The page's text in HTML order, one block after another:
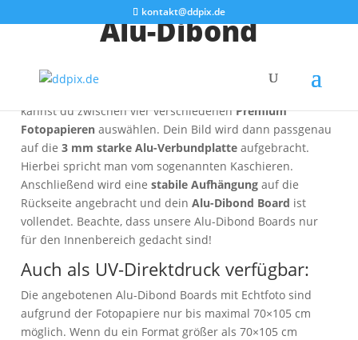
kontakt@ddpix.de
Alu-Dibond
Eingestochen scharfer Fotoabzug trifft auf ein elegantes
Alu-Dibond Boards
kannst du zwischen vier verschiedenenPremium
Fotopapieren auswählen. Dein Bild wird dann passgenau
auf die3 mm starke Alu-Verbundplatte aufgebracht.
Hierbei spricht man vom sogenannten Kaschieren.
Anschließend wird einestabile Aufhängung auf die
Rückseite angebracht und deinAlu-Dibond Board ist
vollendet. Beachte, dass unsere Alu-Dibond Boards nur
für den Innenbereich gedacht sind!
Auch als UV-Direktdruck verfügbar:
Die angebotenen Alu-Dibond Boards mit Echtfoto sind
aufgrund der Fotopapiere nur bis maximal 70×105 cm
möglich. Wenn du ein Format größer als 70×105 cm